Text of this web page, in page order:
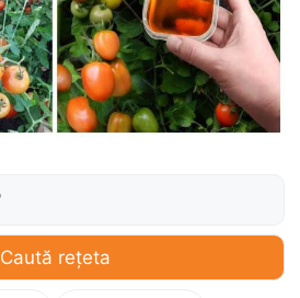
Caută rețeta